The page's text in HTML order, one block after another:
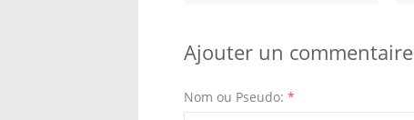
Ajouter un commentaire
Nom ou Pseudo: *